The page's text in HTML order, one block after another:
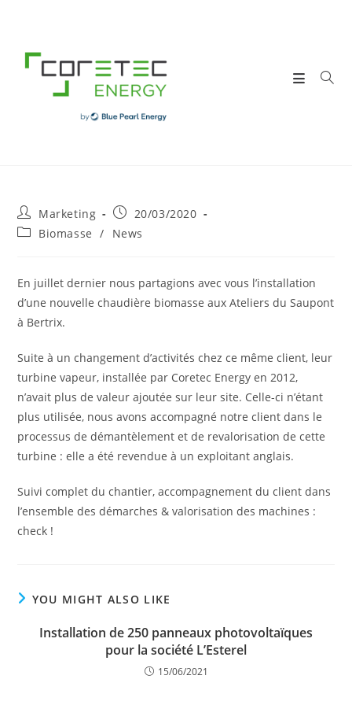
content
Post
author:
Marketing
Post
published:
20/03/2020
PostBiomasse / News
En juillet dernier nous partagions avec vous l’installation
d’une nouvellechaudière biomasse aux Ateliers du Saupont
à Bertrix.
Suite à un changement d’activités chez ce même client, leur
turbine vapeur, installée par Coretec Energy en 2012,
n’avait plus de valeur ajoutée sur leur site. Celle-ci n’étant
plus utilisée, nous avons accompagné notre client dans le
processus de démantèlement et de revalorisation de cette
turbine : elle a été revendue à un exploitant anglais.
Suivi complet du chantier, accompagnement du client dans
l’ensemble des démarches & valorisation des machines :
check !
YOU MIGHT ALSO LIKE
Installation de 250 panneaux photovoltaïques
pour la société L’Esterel
15/06/2021